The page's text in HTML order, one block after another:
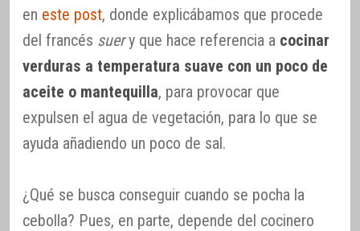
en este post, donde explicábamos que procede
del francés suery que hace referencia a cocinar
verduras a temperatura suave con un poco de
aceite o mantequilla, para provocar que
expulsen el agua de vegetación, para lo que se
ayuda añadiendo un poco de sal.
¿Qué se busca conseguir cuando se pocha la
cebolla? Pues, en parte, depende del cocinero